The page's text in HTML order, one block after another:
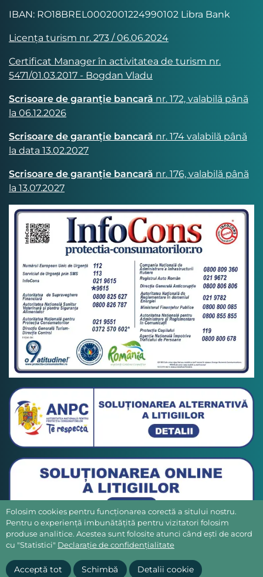
IBAN: RO18BREL0002001224990102 Libra Bank
Licența turism nr. 273 / 06.06.2024
Certificat Manager în activitatea de turism nr.
5471/01.03.2017 - Bogdan Vladu
Scrisoare de garanție bancară nr. 172, valabilă până
la 06.12.2026
Scrisoare de garanție bancară nr. 174 valabilă până
la data 13.02.2027
Scrisoare de garanție bancară nr. 176, valabilă până
la 13.07.2027
Folosim cookies pentru funcționarea corectă a sitului nostru.
Pentru o experiență imbunătățită pentru vizitatori folosim
produse analitice. Acestea sunt folosite atunci când ești de acord
cu "Statistici" Declarație de confidențialitate
Acceptă tot Schimbă Detalii cookie